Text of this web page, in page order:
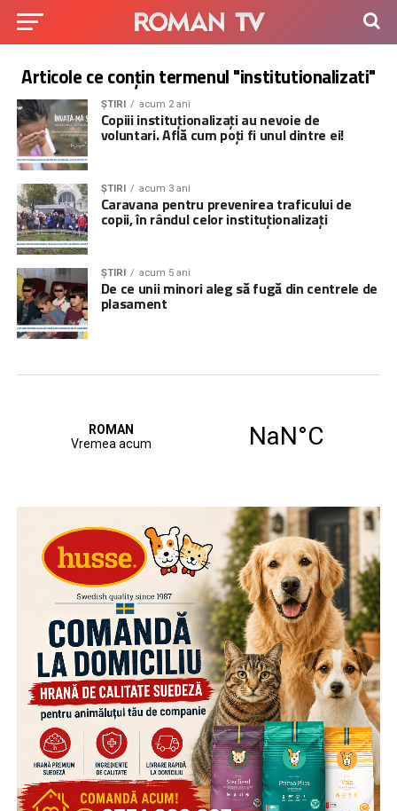
Articole ce conțin termenul "institutionalizati"
ȘTIRI acum 2 ani
Copiii instituționalizați au nevoie de
voluntari. Află cum poți fi unul dintre ei!
ȘTIRI acum 3 ani
Caravana pentru prevenirea traficului de
copii, în rândul celor instituționalizați
ȘTIRI acum 5 ani
De ce unii minori aleg să fugă din centrele de
plasament